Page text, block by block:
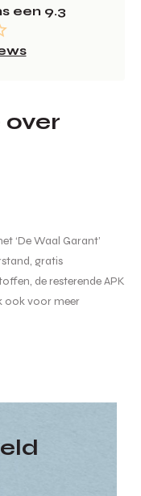
een 9.3
‘De Waal Garant’
gratis
de resterende APK
ook voor meer
meerprijs